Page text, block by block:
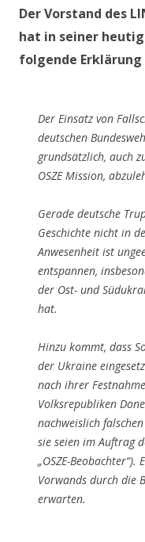
Der Vorstand des
hat in seiner
folgende Erklärung
Der Einsatz von
deutschen
grundsätzlich, auch
OSZE Mission,
Gerade deutsche
Geschichte nicht in
Anwesenheit ist
entspannen,
der Ost- und
hat.
Hinzu kommt, dass
der Ukraine
nach ihrer
Volksrepubliken
nachweislich
sie seien im Auftrag
„OSZE-
Vorwands durch die
erwarten.